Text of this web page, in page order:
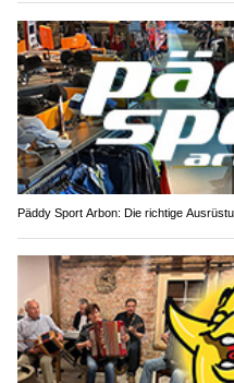
Päddy Sport Arbon: Die richtige